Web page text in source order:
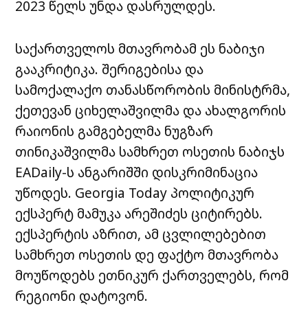
2023 წელს უნდა დასრულდეს.
საქართველოს მთავრობამ ეს ნაბიჯი
გააკრიტიკა. შერიგებისა და
სამოქალაქო თანასწორობის მინისტრმა,
ქეთევან ციხელაშვილმა და ახალგორის
რაიონის გამგებელმა ნუგზარ
თინიკაშვილმა სამხრეთ ოსეთის ნაბიჯს
EADaily-ს ანგარიშში დისკრიმინაცია
უწოდეს. Georgia Today პოლიტიკურ
ექსპერტ მამუკა არეშიძეს ციტირებს.
ექსპერტის აზრით, ამ ცვლილებებით
სამხრეთ ოსეთის დე ფაქტო მთავრობა
მოუწოდებს ეთნიკურ ქართველებს, რომ
რეგიონი დატოვონ.